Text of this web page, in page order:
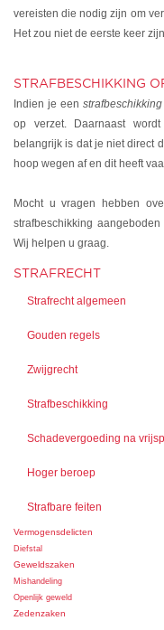
vereisten die nodig zijn om
Het zou niet de eerste keer
STRAFBESCHIKKING
Indien je een strafbeschikking
op verzet. Daarnaast
belangrijk is dat je niet direct
hoop wegen af en dit heeft
Mocht u vragen hebben
strafbeschikking
Wij helpen u graag.
STRAFRECHT
Strafrecht algemeen
Gouden regels
Zwijgrecht
Strafbeschikking
Schadevergoeding na
Hoger beroep
Strafbare feiten
Vermogensdelicten
Diefstal
Geweldszaken
Mishandeling
Openlijk geweld
Zedenzaken